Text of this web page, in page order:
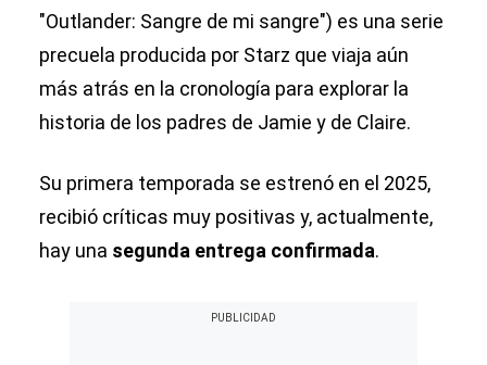
"Outlander: Sangre de mi sangre") es una serie
precuela producida por Starz que viaja aún
más atrás en la cronología para explorar la
historia de los padres de Jamie y de Claire.
Su primera temporada se estrenó en el 2025,
recibió críticas muy positivas y, actualmente,
hay una segunda entrega confirmada.